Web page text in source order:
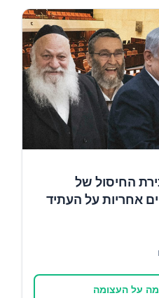
החיסול של
אחריות על העתיד
על העצומה